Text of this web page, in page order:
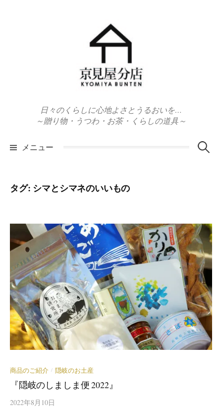
日々のくらしに心地よさとうるおいを…
～贈り物・うつわ・お茶・くらしの道具～
メニュー 検
タグ: シマとシマネのいいもの
商品のご紹介 / 隠岐のお土産
『隠岐のしましま便 2022』
2022年8月10日